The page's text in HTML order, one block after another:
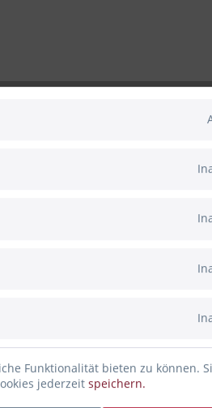
Funktionalität bieten zu können.
jederzeit speichern.